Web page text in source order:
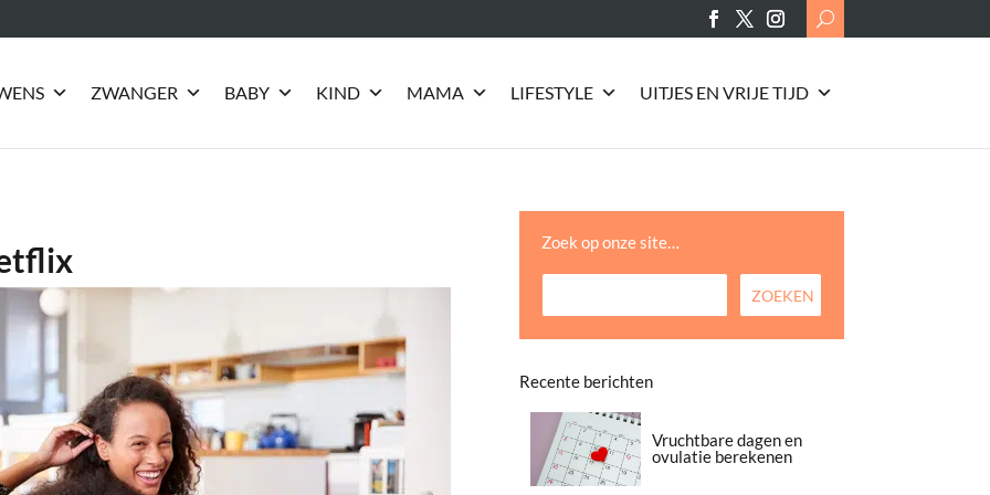
Search
for:
ZWANGER BABY KIND MAMA LIFESTYLE UITJES EN VRIJE TIJD
Zoek op onze site…
Recente berichten
Vruchtbare dagen en
ovulatie berekenen